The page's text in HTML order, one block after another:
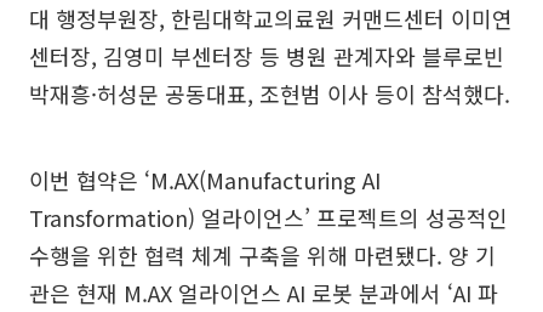
대 행정부원장, 한림대학교의료원 커맨드센터 이미연
센터장, 김영미 부센터장 등 병원 관계자와 블루로빈
박재흥·허성문 공동대표, 조현범 이사 등이 참석했다.
이번 협약은 ‘M.AX(Manufacturing AI
Transformation) 얼라이언스’ 프로젝트의 성공적인
수행을 위한 협력 체계 구축을 위해 마련됐다. 양 기
관은 현재 M.AX 얼라이언스 AI 로봇 분과에서 ‘AI 파